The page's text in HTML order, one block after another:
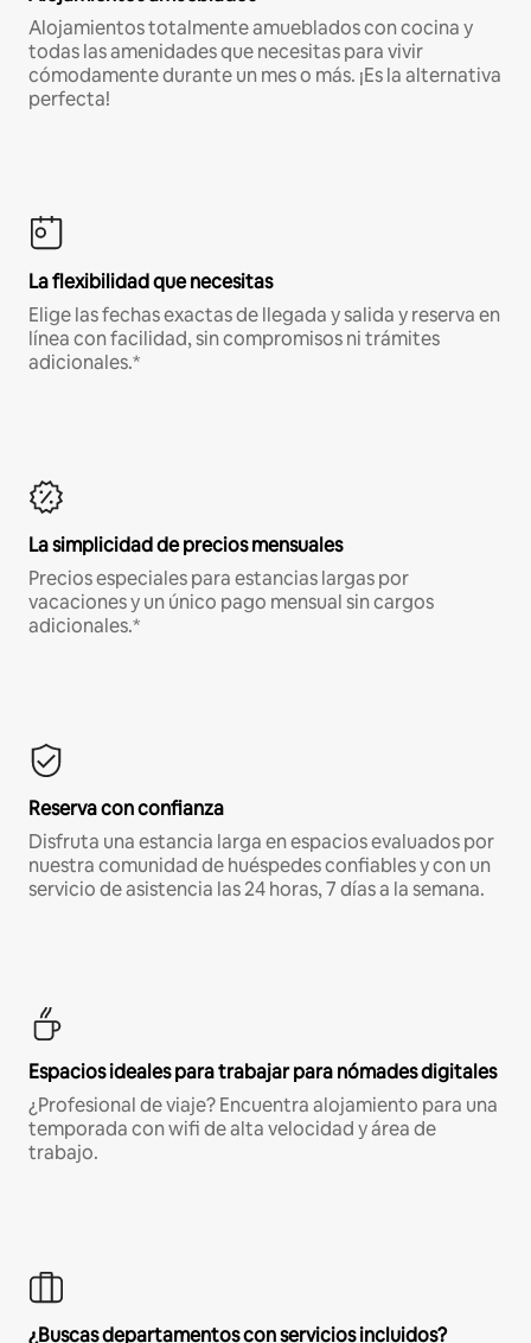
Alojamientos totalmente amueblados con cocina y
todas las amenidades que necesitas para vivir
cómodamente durante un mes o más. ¡Es la alternativa
perfecta!
La flexibilidad que necesitas
Elige las fechas exactas de llegada y salida y reserva en
línea con facilidad, sin compromisos ni trámites
adicionales.*
La simplicidad de precios mensuales
Precios especiales para estancias largas por
vacaciones y un único pago mensual sin cargos
adicionales.*
Reserva con confianza
Disfruta una estancia larga en espacios evaluados por
nuestra comunidad de huéspedes confiables y con un
servicio de asistencia las 24 horas, 7 días a la semana.
Espacios ideales para trabajar para nómades digitales
¿Profesional de viaje? Encuentra alojamiento para una
temporada con wifi de alta velocidad y área de
trabajo.
¿Buscas departamentos con servicios incluidos?